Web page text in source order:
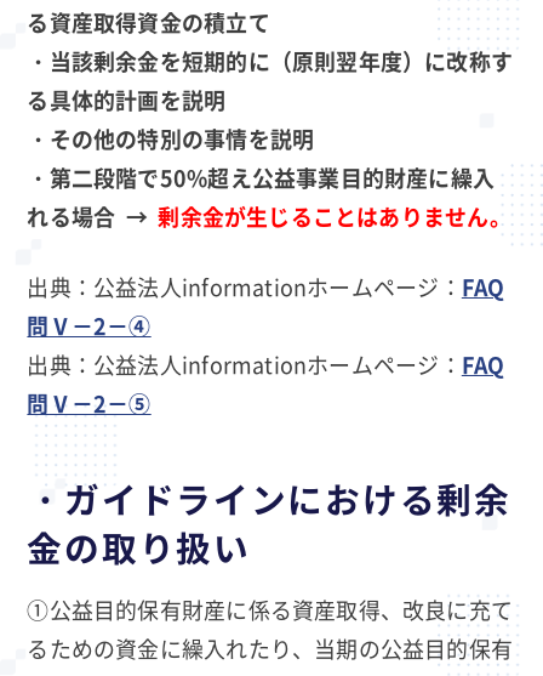
る資産取得資金の積立て
・当該剰余金を短期的に（原則翌年度）に改称す
る具体的計画を説明
・その他の特別の事情を説明
・第二段階で50%超え公益事業目的財産に繰入
れる場合 →剰余金が生じることはありません。
出典：公益法人informationホームページ： FAQ
問Ⅴ－2－④
出典：公益法人informationホームページ： FAQ
問Ⅴ－2－⑤
・ガイドラインにおける剰余
金の取り扱い
①公益目的保有財産に係る資産取得、改良に充て
るための資金に繰入れたり、当期の公益目的保有